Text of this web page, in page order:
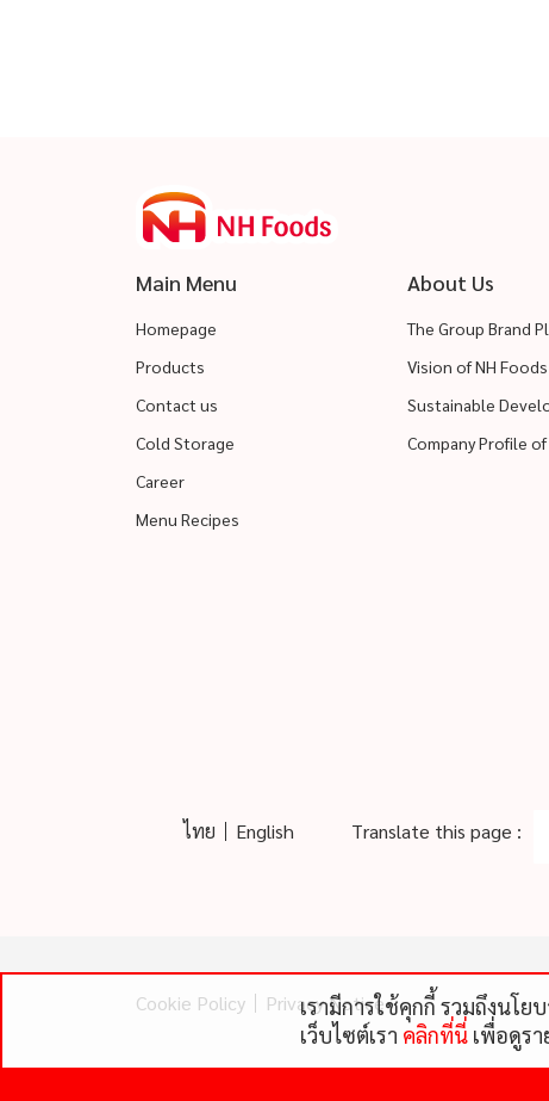
Main Menu
Homepage
Products
Contact us
Cold Storage
Career
Menu Recipes
About Us
The Group Brand
Vision of NH
Sustainable
Company Profile of
ไทย English Translate this page :
Cookie Policy Privacy Notice
เรามีการใช้คุกกี้ รวมถึงนโ
เว็บไซต์เรา คลิกที่นี่เพื่อดูรา